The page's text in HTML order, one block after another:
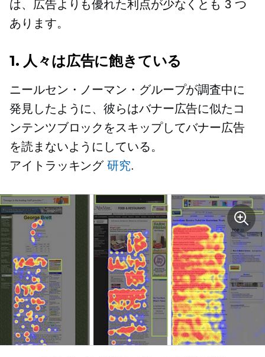
は、広告よりも優れた利点が少なくとも 3 つ
あります。
1. 人々は広告に飽きている
ニールセン・ノーマン・グループが調査中に
発見したように、彼らはバナー広告に似たコ
ンテンツブロックをスキップしてバナー広告
を読まないようにしている。
アイトラッキング 研究.